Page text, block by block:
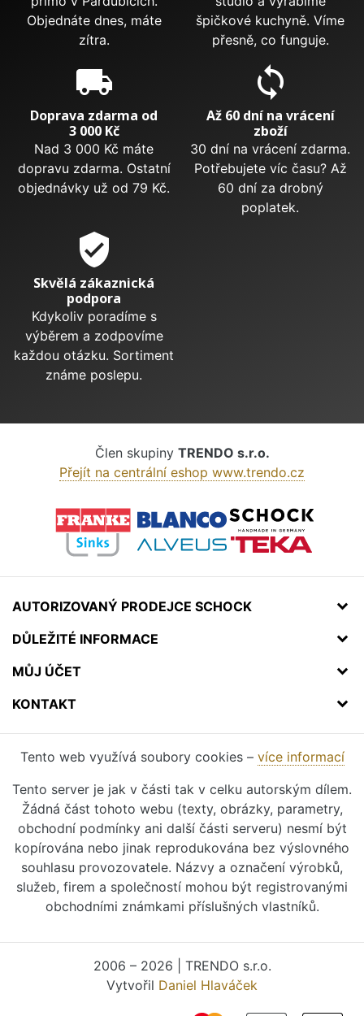
Objednáte dnes, máte
zítra.
špičkové kuchyně. Víme
přesně, co funguje.
local_shipping
Doprava zdarma od
3 000 Kč
Nad 3 000 Kč máte
dopravu zdarma. Ostatní
objednávky už od 79 Kč.
sync
Až 60 dní na vrácení
zboží
30 dní na vrácení zdarma.
Potřebujete víc času? Až
60 dní za drobný
poplatek.
verified_user
Skvělá zákaznická
podpora
Kdykoliv poradíme s
výběrem a zodpovíme
každou otázku. Sortiment
známe poslepu.
Člen skupiny TRENDO s.r.o.
Přejít na centrální eshop www.trendo.cz
AUTORIZOVANÝ PRODEJCE SCHOCK
DŮLEŽITÉ INFORMACE
MŮJ ÚČET
KONTAKT
Tento web využívá soubory cookies – více informací
Tento server je jak v části tak v celku autorským dílem.
Žádná část tohoto webu (texty, obrázky, parametry,
obchodní podmínky ani další části serveru) nesmí být
kopírována nebo jinak reprodukována bez výslovného
souhlasu provozovatele. Názvy a označení výrobků,
služeb, firem a společností mohou být registrovanými
obchodními známkami příslušných vlastníků.
2006 – 2026 | TRENDO s.r.o.
Vytvořil Daniel Hlaváček